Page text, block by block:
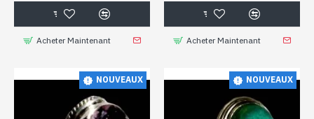
Acheter Maintenant Acheter Maintenant
NOUVEAUX NOUVEAUX